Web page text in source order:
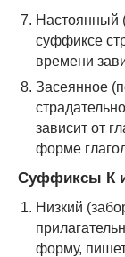
Настоянный
суффиксе
времени
Засеянное
зависит от
форме
Суффиксы К
Низкий
форму,